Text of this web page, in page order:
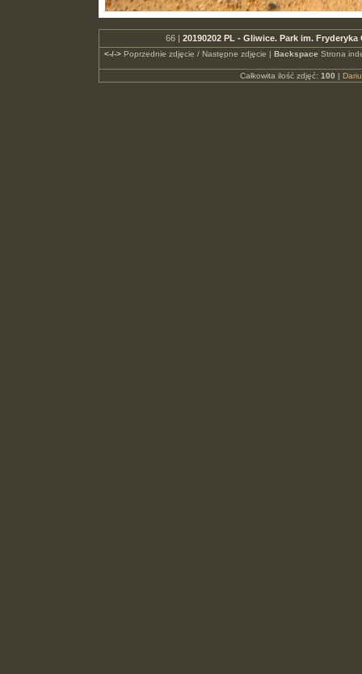
66 | 20190202 PL - Gliwice. Park im.
<-/->Poprzednie zdjęcie / Następne zdjęcie | Backspace Strona
Całkowita ilość zdjęć: 100 |